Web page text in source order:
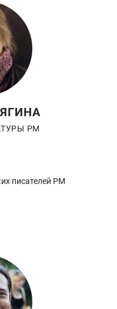
РМ
писателей РМ